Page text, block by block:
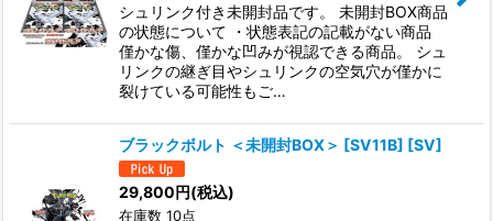
シュリンク付き未開封品です。 未開封BOX商品
の状態について ・状態表記の記載がない商品
僅かな傷、僅かな凹みが視認できる商品。 シュ
リンクの継ぎ目やシュリンクの空気穴が僅かに
裂けている可能性もご…
ブラックボルト ＜未開封BOX＞ [SV11B] [SV]
29,800円(税込)
在庫数 10点